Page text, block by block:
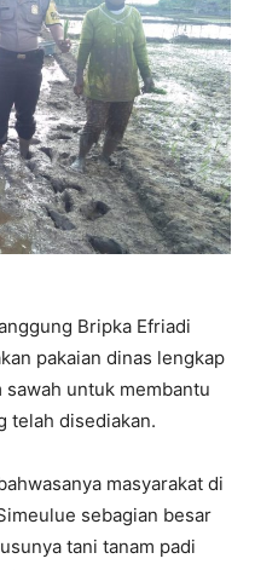
Bripka Efriadi
pakaian dinas lengkap
untuk membantu
telah disediakan.
masyarakat di
sebagian besar
tani tanam padi